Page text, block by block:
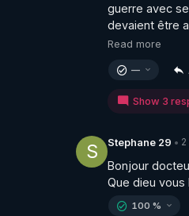
guerre avec
devaient être
Read more
—
Show 3
S Stephane 29 •
Bonjour
Que dieu vous
100 %